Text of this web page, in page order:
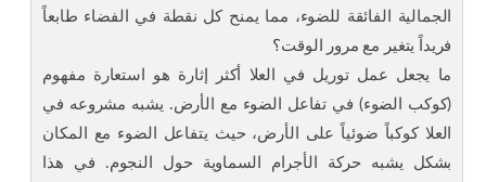
الجمالية الفائقة للضوء، مما يمنح كل نقطة في الفضاء طابعاً
فريداً يتغير مع مرور الوقت؟
ما يجعل عمل توريل في العلا أكثر إثارة هو استعارة مفهوم
(كوكب الضوء) في تفاعل الضوء مع الأرض. يشبه مشروعه في
العلا كوكباً ضوئياً على الأرض، حيث يتفاعل الضوء مع المكان
بشكل يشبه حركة الأجرام السماوية حول النجوم. في هذا